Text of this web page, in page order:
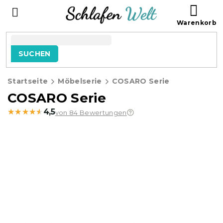
SUCHEN
Startseite Möbelserie COSARO Serie
COSARO Serie
★★★★★
★★★★★ 4,5von 84 Bewertungen